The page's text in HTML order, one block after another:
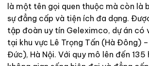
là một tên gọi quen thuộc mà còn là
sự đẳng cấp và tiện ích đa dạng.
tập đoàn uy tín Geleximco, dự án có
tại khu vực Lê Trọng Tấn (Hà Đông)
Đức), Hà Nội. Với quy mô lên đến 135